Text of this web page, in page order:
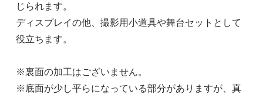
じられます。
ディスプレイの他、撮影用小道具や舞台セットとして
役立ちます。
※裏面の加工はございません。
※底面が少し平らになっている部分がありますが、真